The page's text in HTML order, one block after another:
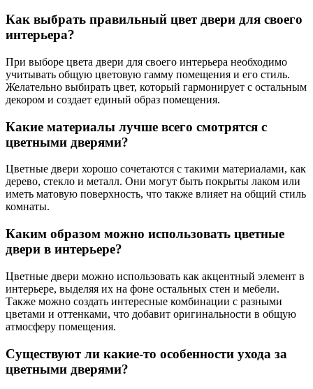
Как выбрать правильный цвет двери для своего
интерьера?
При выборе цвета двери для своего интерьера необходимо
учитывать общую цветовую гамму помещения и его стиль.
Желательно выбирать цвет, который гармонирует с остальным
декором и создает единый образ помещения.
Какие материалы лучше всего смотрятся с
цветными дверями?
Цветные двери хорошо сочетаются с такими материалами, как
дерево, стекло и металл. Они могут быть покрыты лаком или
иметь матовую поверхность, что также влияет на общий стиль
комнаты.
Каким образом можно использовать цветные
двери в интерьере?
Цветные двери можно использовать как акцентный элемент в
интерьере, выделяя их на фоне остальных стен и мебели.
Также можно создать интересные комбинации с разными
цветами и оттенками, что добавит оригинальности в общую
атмосферу помещения.
Существуют ли какие-то особенности ухода за
цветными дверями?